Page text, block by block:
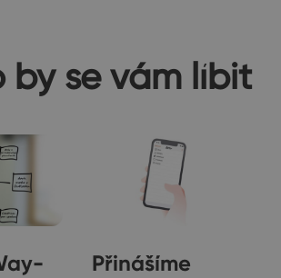
by se vám líbit
Přinášíme